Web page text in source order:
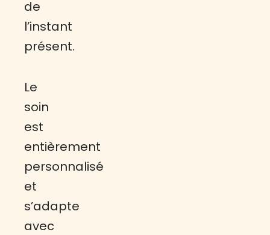
de
l’instant
présent.
Le
soin
est
entièrement
personnalisé
et
s’adapte
avec